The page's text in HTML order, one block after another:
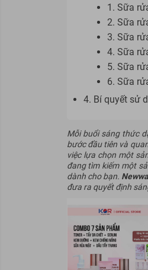
1. Sữa
2. Sữa
3. Sữa
4. Sữa
5. Sữa
6. Sữa
4. Bí quyết sử
Mỗi buổi sáng thức
bước đầu tiên và
việc lựa chọn một
đang tìm kiếm một
dành cho bạn.
đưa ra quyết định